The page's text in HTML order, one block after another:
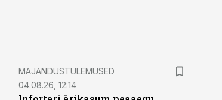
MAJANDUSTULEMUSED
04.08.26, 12:14